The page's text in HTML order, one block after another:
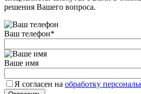
решения Вашего вопроса.
Ваш телефон*
Ваше имя
Я согласен на обработку